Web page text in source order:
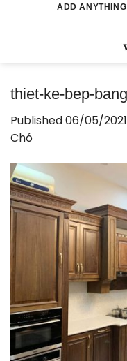
ADD
thiet-ke-bep-
Published06/05/2021
Chó